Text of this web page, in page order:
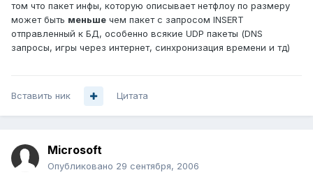
том что пакет инфы, которую описывает нетфлоу по размеру
может быть меньше чем пакет с запросом INSERT
отправленный к БД, особенно всякие UDP пакеты (DNS
запросы, игры через интернет, синхронизация времени и тд)
Вставить ник Цитата
Microsoft
Опубликовано 29 сентября, 2006